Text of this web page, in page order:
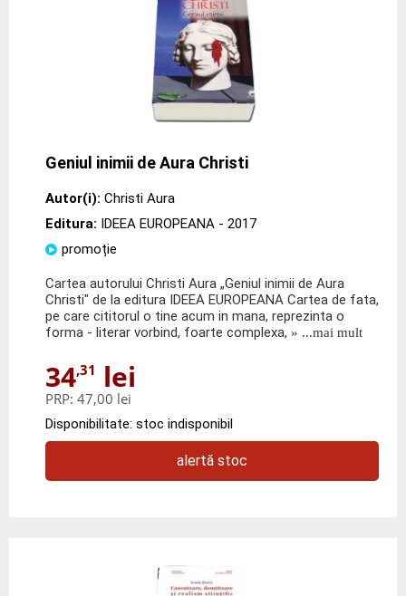
Geniul inimii de Aura Christi
Autor(i): Christi Aura
Editura: IDEEA EUROPEANA - 2017
promoție
Cartea autorului Christi Aura „Geniul inimii de Aura
Christi" de la editura IDEEA EUROPEANA Cartea de fata,
pe care cititorul o tine acum in mana, reprezinta o
forma - literar vorbind, foarte complexa, » ...mai mult
34,31 lei
PRP: 47,00 lei
Disponibilitate: stoc indisponibil
alertă stoc